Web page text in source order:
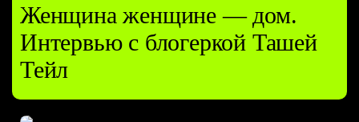
Женщина женщине — дом.
Интервью с блогеркой Ташей
Тейл